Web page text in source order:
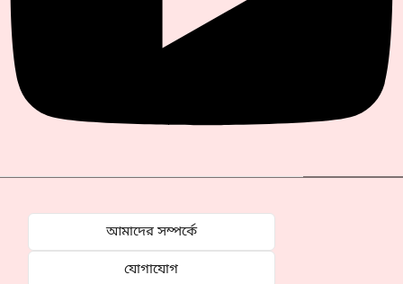
আমাদের সম্পর্কে
যোগাযোগ